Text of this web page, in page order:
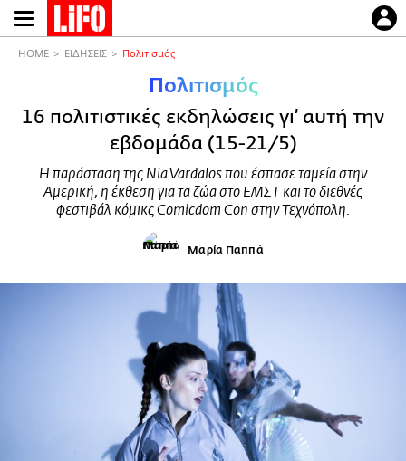
Παράκαμψη
προς
HOME ΕΙΔΗΣΕΙΣ Πολιτισμός
Πολιτισμός
16 πολιτιστικές εκδηλώσεις γι’ αυτή την
εβδομάδα (15-21/5)
Η παράσταση της Nia Vardalos που έσπασε ταμεία στην
Αμερική, η έκθεση για τα ζώα στο ΕΜΣΤ και το διεθνές
φεστιβάλ κόμικς Comicdom Con στην Τεχνόπολη.
Μαρία Παππά